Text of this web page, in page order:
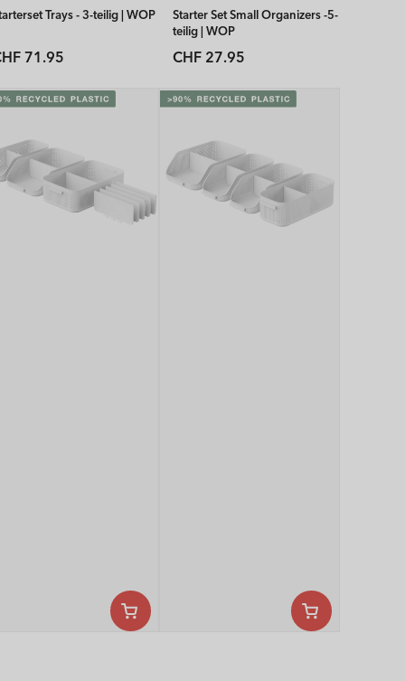
Trays - 3-teilig | WOP
71.95
Starter Set Small Organizers -5-
teilig | WOP
Normaler
CHF 27.95